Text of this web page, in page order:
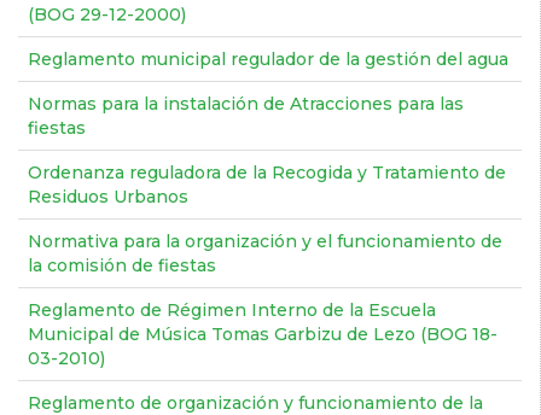
(BOG 29-12-2000)
Reglamento municipal regulador de la gestión del agua
Normas para la instalación de Atracciones para las
fiestas
Ordenanza reguladora de la Recogida y Tratamiento de
Residuos Urbanos
Normativa para la organización y el funcionamiento de
la comisión de fiestas
Reglamento de Régimen Interno de la Escuela
Municipal de Música Tomas Garbizu de Lezo (BOG 18-
03-2010)
Reglamento de organización y funcionamiento de la